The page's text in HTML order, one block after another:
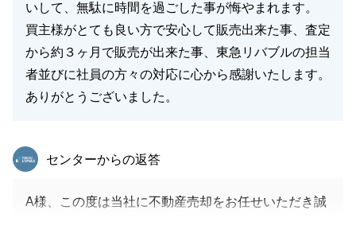
いして、無駄に時間を過ごした事が悔やまれます。
買主様がとても良い方で安心して販売出来た事、査定
から約３ヶ月で販売が出来た事、東急リバブルの担当
者並びに社員の方々の対応に心から感謝いたします。
ありがとうございました。
東急リバブル
センターからの返答
A様、この度は当社に不動産売却をお任せいただき誠